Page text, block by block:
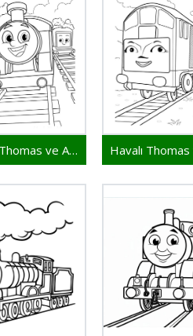
Harika Thomas ve Arkadaşları